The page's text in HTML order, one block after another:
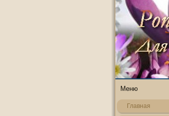
Меню
Главная